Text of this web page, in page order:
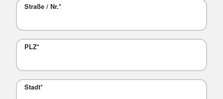
Straße / Nr.*
PLZ*
Stadt*